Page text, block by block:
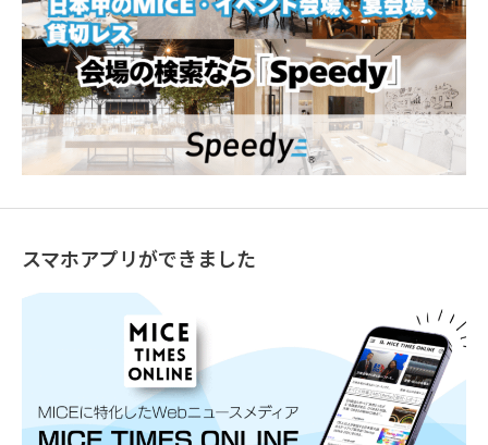
スマホアプリができました